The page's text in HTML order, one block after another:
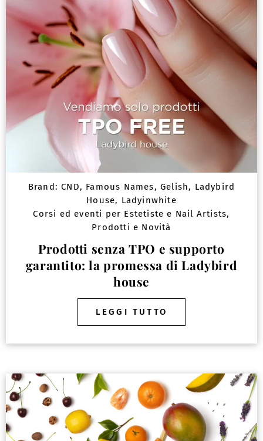
Brand: CND, Famous Names, Gelish, Ladybird
House, Ladyinwhite
Corsi ed eventi per Estetiste e Nail Artists,
Prodotti e Novità
Prodotti senza TPO e supporto
garantito: la promessa di Ladybird
house
LEGGI TUTTO